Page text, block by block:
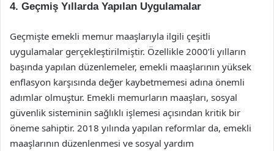
4. Geçmiş Yıllarda Yapılan Uygulamalar
Geçmişte emekli memur maaşlarıyla ilgili çeşitli
uygulamalar gerçekleştirilmiştir. Özellikle 2000’li yılların
başında yapılan düzenlemeler, emekli maaşlarının yüksek
enflasyon karşısında değer kaybetmemesi adına önemli
adımlar olmuştur. Emekli memurların maaşları, sosyal
güvenlik sisteminin sağlıklı işlemesi açısından kritik bir
öneme sahiptir. 2018 yılında yapılan reformlar da, emekli
maaşlarının düzenlenmesi ve sosyal yardım